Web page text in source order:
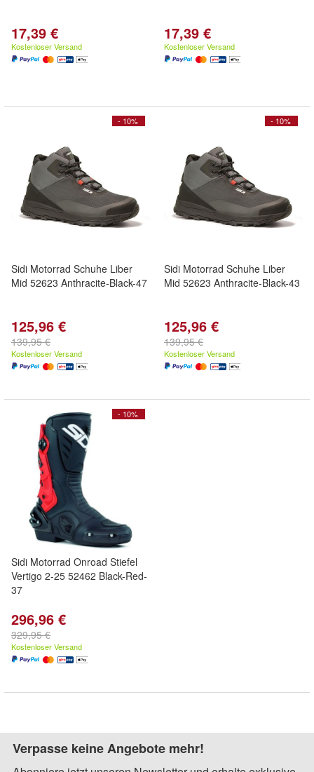
17,39 €
Kostenloser Versand
17,39 €
Kostenloser Versand
- 10%
Sidi Motorrad Schuhe Liber
Mid 52623 Anthracite-Black-47
125,96 €
139,95 €
Kostenloser Versand
- 10%
Sidi Motorrad Schuhe Liber
Mid 52623 Anthracite-Black-43
125,96 €
139,95 €
Kostenloser Versand
- 10%
Sidi Motorrad Onroad Stiefel
Vertigo 2-25 52462 Black-Red-
37
296,96 €
329,95 €
Kostenloser Versand
Verpasse keine Angebote mehr!